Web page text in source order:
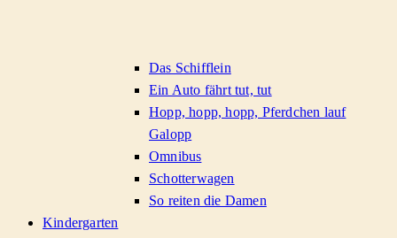
Das Schifflein
Ein Auto fährt tut, tut
Hopp, hopp, hopp, Pferdchen lauf
Galopp
Omnibus
Schotterwagen
So reiten die Damen
Kindergarten